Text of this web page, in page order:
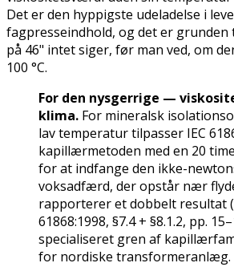
Det er den hyppigste udeladelse i
fagpresseindhold, og det er grunden
på 46" intet siger, før man ved, om
100 °C.
For den nysgerrige —
klima. For mineralsk
lav temperatur tilpasser IEC
kapillærmetoden med en 20
for at indfange den ikke-
voksadfærd, der opstår nær
rapporterer et dobbelt resultat
61868:1998, §7.4 + §8.1.2, pp.
specialiseret gren af
for nordiske transformeranlæg.